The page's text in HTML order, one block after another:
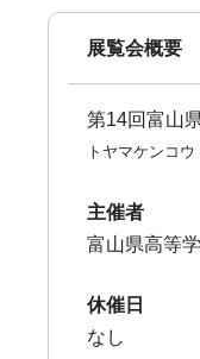
展覧会概要
第14回富山
トヤマケンコ
主催者
富山県高等
休催日
なし